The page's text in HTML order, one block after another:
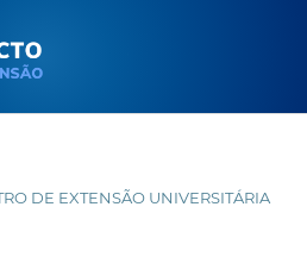
DE EXTENSÃO UNIVERSITÁRIA